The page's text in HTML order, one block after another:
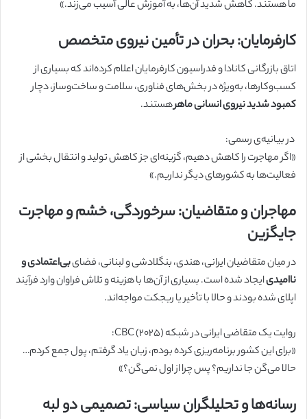
ما هستند. کاهش شدید آن‌ها، به آموزش عالی آسیب می‌زند.»
کارفرمایان: بحران در تأمین نیروی متخصص
اتاق بازرگانی کانادا و فدراسیون کارفرمایان اعلام کرده‌اند که بسیاری از
کسب‌وکارها، به‌ویژه در بخش‌های فناوری، سلامت و ساخت‌وساز، دچار
کمبود شدید نیروی انسانی ماهرهستند.
در بیانیه‌ی رسمی:
«اگر مهاجرت را کاهش دهیم، گزینه‌ای جز کاهش تولید و انتقال بخشی از
فعالیت‌ها به کشورهای دیگر نداریم.»
مهاجران و متقاضیان: سرخوردگی، خشم و مهاجرت
جایگزین
در میان متقاضیان ایرانی، هندی، بنگلادشی و لبنانی، فضایبی‌اعتمادی و
ناامیدیایجاد شده است. بسیاری از آن‌ها با هزینه‌ و تلاش فراوان وارد فرآیند
اپلای شده بودند و حالا با تأخیر یا ریجکت مواجه‌اند.
روایت یک متقاضی ایرانی در شبکه CBC (۲۰۲۵):
«برای این کشور برنامه‌ریزی کرده بودم، زبان یاد گرفتم، پول جمع کردم…
حالا می‌گن جا نداریم؟ پس چرا از اول نمی‌گن؟»
رسانه‌ها و تحلیلگران سیاسی: تصمیمی دو لبه